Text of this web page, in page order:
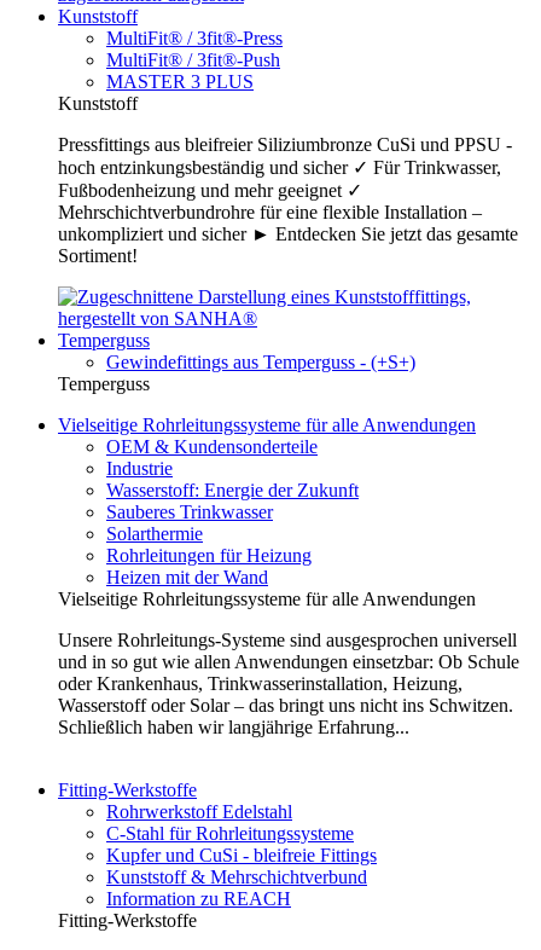
Kunststoff
MultiFit® / 3fit®-Press
MultiFit® / 3fit®-Push
MASTER 3 PLUS
Kunststoff
Pressfittings aus bleifreier Siliziumbronze CuSi und PPSU -
hoch entzinkungsbeständig und sicher ✓ Für Trinkwasser,
Fußbodenheizung und mehr geeignet ✓
Mehrschichtverbundrohre für eine flexible Installation –
unkompliziert und sicher ► Entdecken Sie jetzt das gesamte
Sortiment!
Temperguss
Gewindefittings aus Temperguss - (+S+)
Temperguss
Vielseitige Rohrleitungssysteme für alle Anwendungen
OEM & Kundensonderteile
Industrie
Wasserstoff: Energie der Zukunft
Sauberes Trinkwasser
Solarthermie
Rohrleitungen für Heizung
Heizen mit der Wand
Vielseitige Rohrleitungssysteme für alle Anwendungen
Unsere Rohrleitungs-Systeme sind ausgesprochen universell
und in so gut wie allen Anwendungen einsetzbar: Ob Schule
oder Krankenhaus, Trinkwasserinstallation, Heizung,
Wasserstoff oder Solar – das bringt uns nicht ins Schwitzen.
Schließlich haben wir langjährige Erfahrung...
Fitting-Werkstoffe
Rohrwerkstoff Edelstahl
C-Stahl für Rohrleitungssysteme
Kupfer und CuSi - bleifreie Fittings
Kunststoff & Mehrschichtverbund
Information zu REACH
Fitting-Werkstoffe